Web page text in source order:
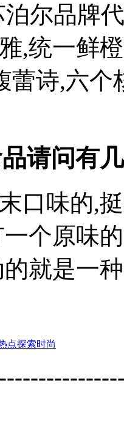
泊尔品牌
,统一鲜
蕾诗,六
请问有
口味的,
个原味
就是一
点探索时尚